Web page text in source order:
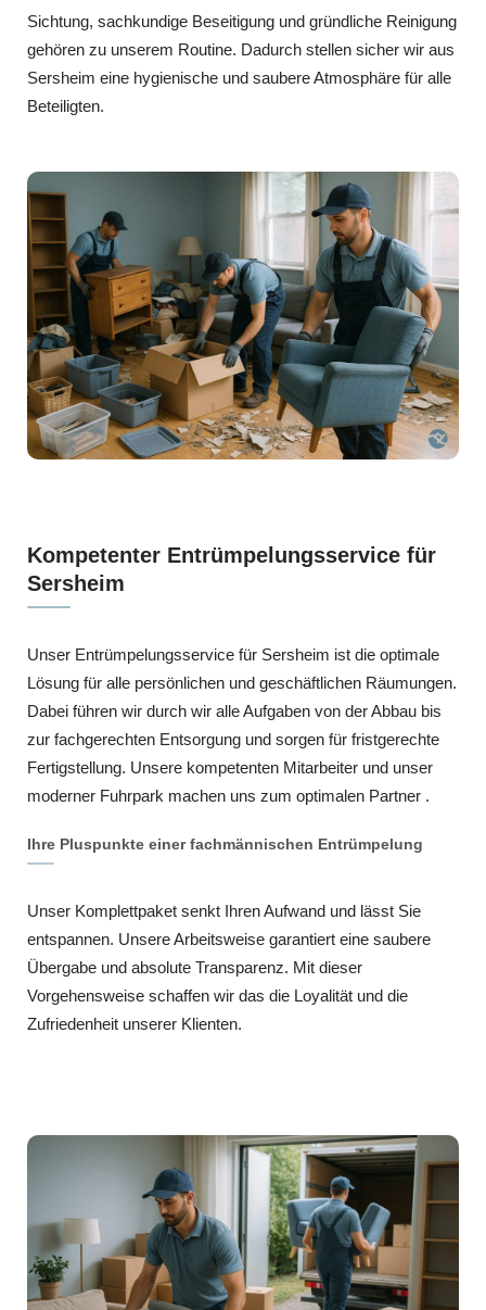
Sichtung, sachkundige Beseitigung und gründliche Reinigung
gehören zu unserem Routine. Dadurch stellen sicher wir aus
Sersheim eine hygienische und saubere Atmosphäre für alle
Beteiligten.
Kompetenter Entrümpelungsservice für
Sersheim
Unser Entrümpelungsservice für Sersheim ist die optimale
Lösung für alle persönlichen und geschäftlichen Räumungen.
Dabei führen wir durch wir alle Aufgaben von der Abbau bis
zur fachgerechten Entsorgung und sorgen für fristgerechte
Fertigstellung. Unsere kompetenten Mitarbeiter und unser
moderner Fuhrpark machen uns zum optimalen Partner .
Ihre Pluspunkte einer fachmännischen Entrümpelung
Unser Komplettpaket senkt Ihren Aufwand und lässt Sie
entspannen. Unsere Arbeitsweise garantiert eine saubere
Übergabe und absolute Transparenz. Mit dieser
Vorgehensweise schaffen wir das die Loyalität und die
Zufriedenheit unserer Klienten.